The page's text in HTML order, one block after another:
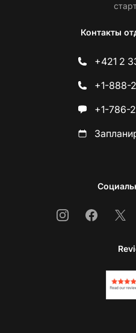
Контакты
+421 2
+1-888-
+1-786-
InstagramFacebook
X